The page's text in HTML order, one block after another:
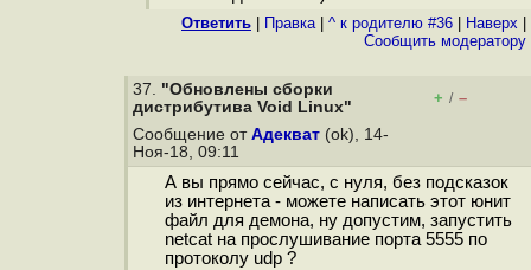
Ответить Правка| ^ к родителю #36 Наверх
Cообщить модератору
37. "Обновлены сборки
дистрибутива Void Linux"
+ / –
Сообщение от Адекват (ok), 14-
Ноя-18, 09:11
А вы прямо сейчас, с нуля, без подсказок
из интернета - можете написать этот юнит
файл для демона, ну допустим, запустить
netcat на прослушивание порта 5555 по
протоколу udp ?